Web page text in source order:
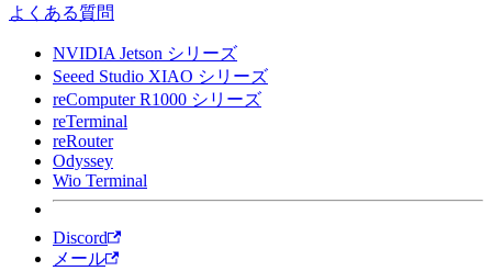
よくある質問
NVIDIA Jetson シリーズ
Seeed Studio XIAO シリーズ
reComputer R1000 シリーズ
reTerminal
reRouter
Odyssey
Wio Terminal
Discord
メール